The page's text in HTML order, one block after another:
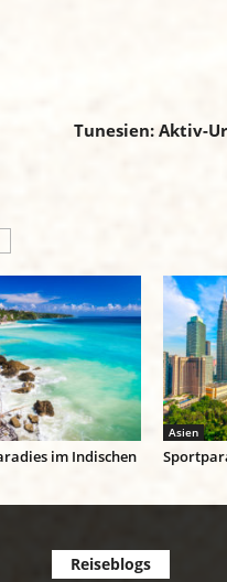
Tunesien: Aktiv-
im Indischen
Asien
Reiseblogs